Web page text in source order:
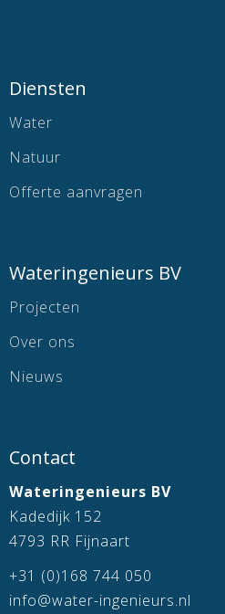
Diensten
Water
Natuur
Offerte aanvragen
Wateringenieurs BV
Projecten
Over ons
Nieuws
Contact
Wateringenieurs BV
Kadedijk 152
4793 RR Fijnaart
+31 (0)168 744 050
info@water-ingenieurs.nl